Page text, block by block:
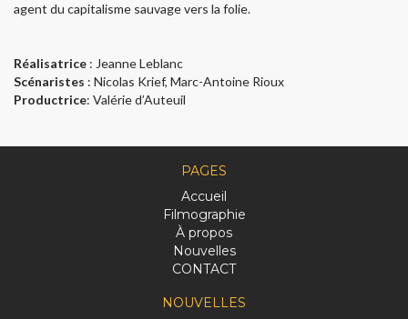
agent du capitalisme sauvage vers la folie.
Réalisatrice : Jeanne Leblanc
Scénaristes : Nicolas Krief, Marc-Antoine Rioux
Productrice: Valérie d’Auteuil
PAGES
Accueil
Filmographie
À propos
Nouvelles
CONTACT
NOUVELLES